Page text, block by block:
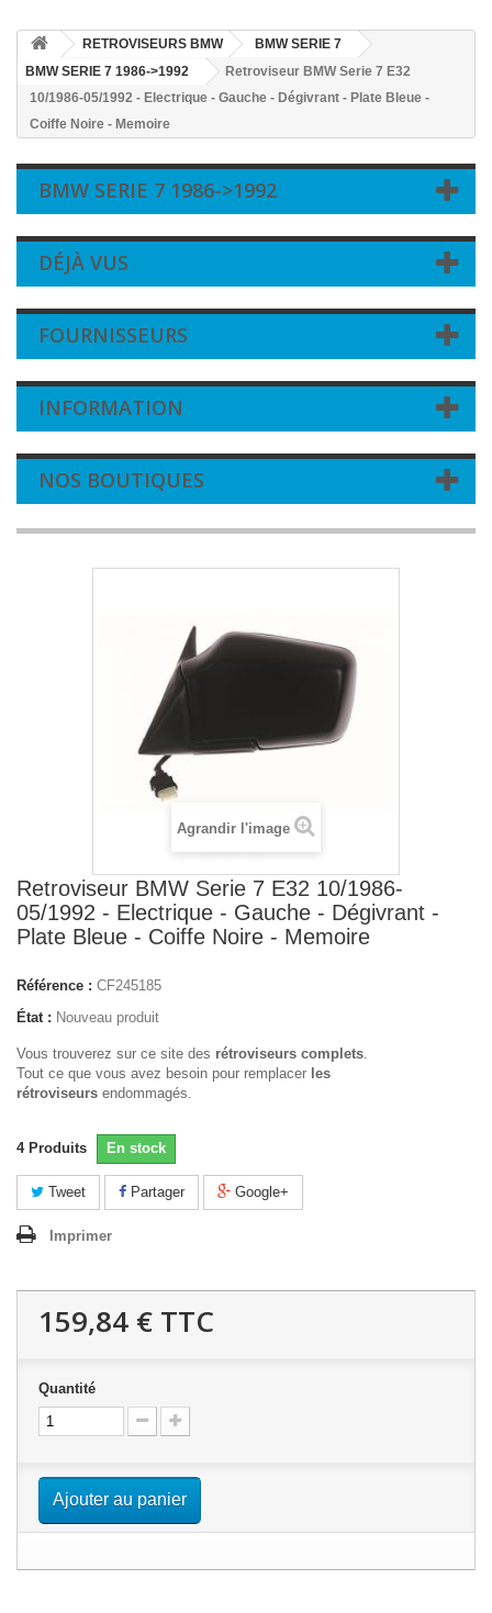
RETROVISEURS BMW
BMW SERIE 7
BMW SERIE 7 1986->1992
Retroviseur BMW Serie 7 E32
10/1986-05/1992 - Electrique - Gauche - Dégivrant - Plate Bleue -
Coiffe Noire - Memoire
BMW SERIE 7 1986->1992
DÉJÀ VUS
FOURNISSEURS
INFORMATION
NOS BOUTIQUES
Agrandir l'image
Retroviseur BMW Serie 7 E32 10/1986-
05/1992 - Electrique - Gauche - Dégivrant -
Plate Bleue - Coiffe Noire - Memoire
Référence : CF245185
État : Nouveau produit
Vous trouverez sur ce site des rétroviseurs complets.
Tout ce que vous avez besoin pour remplacer les
rétroviseurs endommagés.
4 Produits En stock
Tweet Partager Google+
Imprimer
159,84 € TTC
Quantité
Ajouter au panier